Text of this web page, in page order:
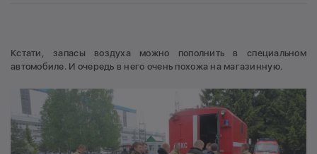
Кстати, запасы воздуха можно пополнить в специальном
автомобиле. И очередь в него очень похожа на магазинную.